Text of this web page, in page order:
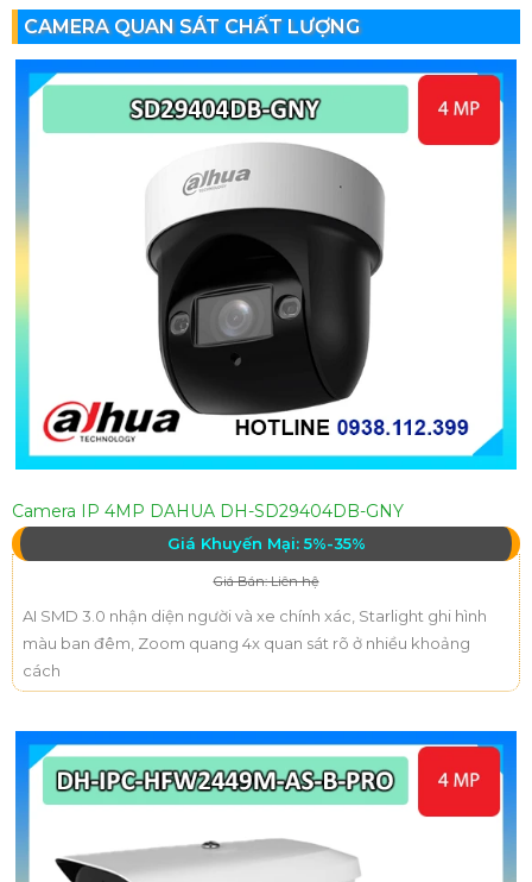
CAMERA QUAN SÁT CHẤT LƯỢNG
Camera IP 4MP DAHUA DH-SD29404DB-GNY
Giá Khuyến Mại: 5%-35%
Giá Bán: Liên hệ
AI SMD 3.0 nhận diện người và xe chính xác, Starlight ghi hình
màu ban đêm, Zoom quang 4x quan sát rõ ở nhiều khoảng
cách